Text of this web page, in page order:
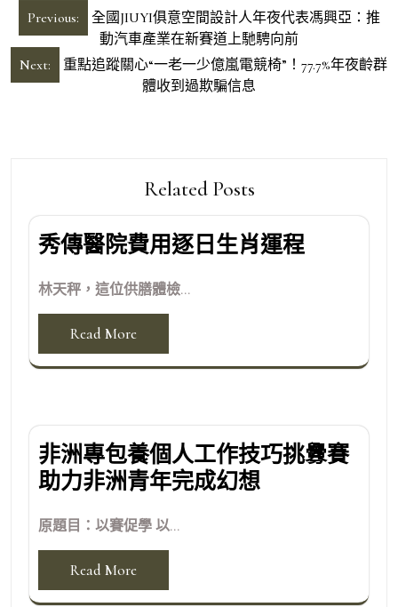
文
章
導
Previous:
全國JIUYI俱意空間設計人年夜代表馮興亞：推
動汽車產業在新賽道上馳騁向前
Next:
重點追蹤關心“一老一少億嵐電競椅”！77.7%年夜齡群
體收到過欺騙信息
Related Posts
秀傳醫院費用逐日生肖運程
林天秤，這位供膳體檢...
Read More
非洲專包養個人工作技巧挑釁賽
助力非洲青年完成幻想
原題目：以賽促學 以...
Read More